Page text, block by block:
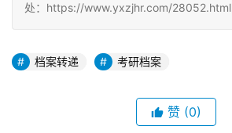
处：https://www.yxzjhr.com/28052.html
档案转递 考研档案
赞 (0)